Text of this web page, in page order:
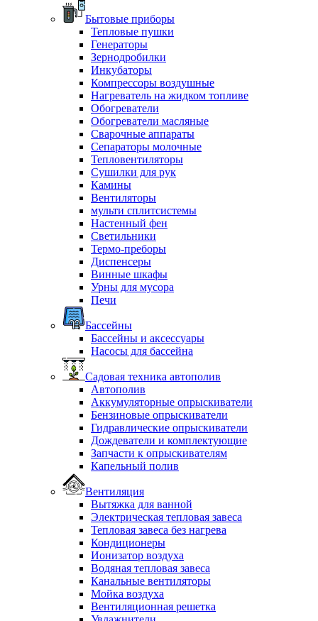
Бытовые приборы
Тепловые пушки
Генераторы
Зернодробилки
Инкубаторы
Компрессоры воздушные
Нагреватель на жидком топливе
Обогреватели
Обогреватели масляные
Сварочные аппараты
Сепараторы молочные
Тепловентиляторы
Сушилки для рук
Камины
Вентиляторы
мульти сплитсистемы
Настенный фен
Светильники
Термо-преборы
Диспенсеры
Винные шкафы
Урны для мусора
Печи
Бассейны
Бассейны и аксессуары
Насосы для бассейна
Садовая техника автополив
Автополив
Аккумуляторные опрыскиватели
Бензиновые опрыскиватели
Гидравлические опрыскиватели
Дождеватели и комплектующие
Запчасти к опрыскивателям
Капельный полив
Вентиляция
Вытяжка для ванной
Электрическая тепловая завеса
Тепловая завеса без нагрева
Кондиционеры
Ионизатор воздуха
Водяная тепловая завеса
Канальные вентиляторы
Мойка воздуха
Вентиляционная решетка